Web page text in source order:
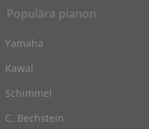
Populära pianon
Yamaha
Kawai
Schimmel
C. Bechstein